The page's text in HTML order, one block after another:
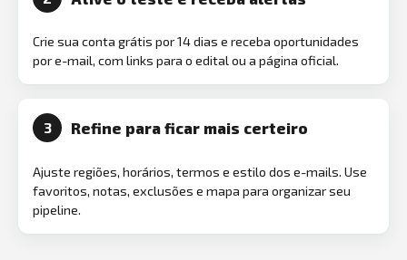
Crie sua conta grátis por 14 dias e receba oportunidades
por e-mail, com links para o edital ou a página oficial.
3 Refine para ficar mais certeiro
Ajuste regiões, horários, termos e estilo dos e-mails. Use
favoritos, notas, exclusões e mapa para organizar seu
pipeline.